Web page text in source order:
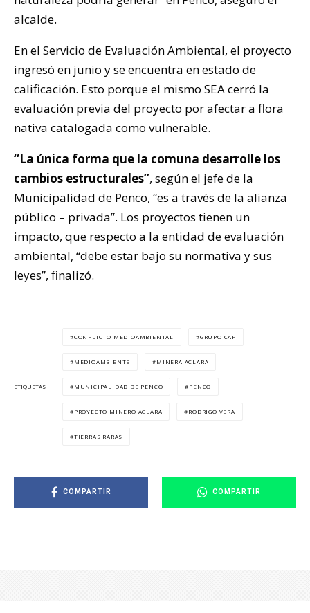
alcalde.
En el Servicio de Evaluación Ambiental, el proyecto
ingresó en junio y se encuentra en estado de
calificación. Esto porque el mismo SEA cerró la
evaluación previa del proyecto por afectar a flora
nativa catalogada como vulnerable.
“La única forma que la comuna desarrolle los
cambios estructurales”, según el jefe de la
Municipalidad de Penco, “es a través de la alianza
público – privada”. Los proyectos tienen un
impacto, que respecto a la entidad de evaluación
ambiental, “debe estar bajo su normativa y sus
leyes”, finalizó.
ETIQUETAS
CONFLICTO MEDIOAMBIENTAL GRUPO CAP
MEDIOAMBIENTE MINERA ACLARA
MUNICIPALIDAD DE PENCO PENCO
PROYECTO MINERO ACLARA RODRIGO VERA
TIERRAS RARAS
COMPARTIR COMPARTIR